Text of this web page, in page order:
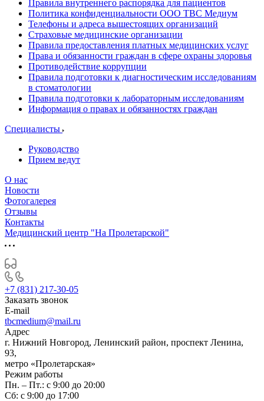
Правила внутреннего распорядка для пациентов
Политика конфиденциальности ООО ТВС Медиум
Телефоны и адреса вышестоящих организаций
Страховые медицинские организации
Правила предоставления платных медицинских услуг
Права и обязанности граждан в сфере охраны здоровья
Противодействие коррупции
Правила подготовки к диагностическим исследованиям
в стоматологии
Правила подготовки к лабораторным исследованиям
Информация о правах и обязанностях граждан
Специалисты
Руководство
Прием ведут
О нас
Новости
Фотогалерея
Отзывы
Контакты
Медицинский центр "На Пролетарской"
+7 (831) 217-30-05
Заказать звонок
E-mail
tbcmedium@mail.ru
Адрес
г. Нижний Новгород, Ленинский район, проспект Ленина,
93,
метро «Пролетарская»
Режим работы
Пн. – Пт.: с 9:00 до 20:00
Cб: с 9:00 до 17:00